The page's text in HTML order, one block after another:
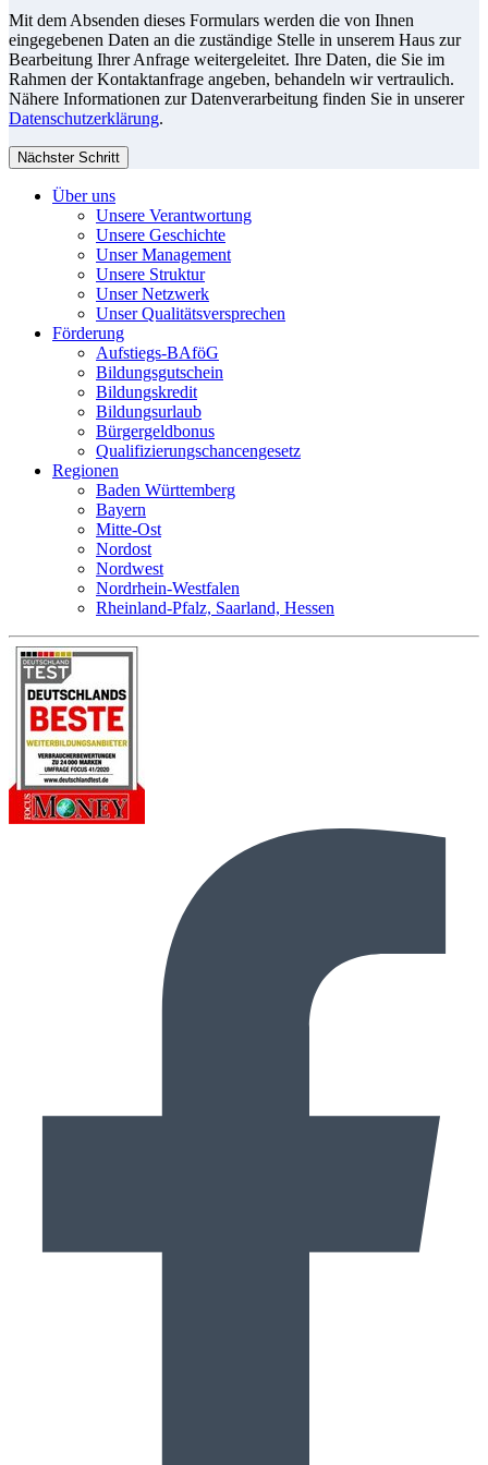
Mit dem Absenden dieses Formulars werden die von Ihnen
eingegebenen Daten an die zuständige Stelle in unserem Haus zur
Bearbeitung Ihrer Anfrage weitergeleitet. Ihre Daten, die Sie im
Rahmen der Kontaktanfrage angeben, behandeln wir vertraulich.
Nähere Informationen zur Datenverarbeitung finden Sie in unserer
Datenschutzerklärung.
Nächster Schritt
Über uns
Unsere Verantwortung
Unsere Geschichte
Unser Management
Unsere Struktur
Unser Netzwerk
Unser Qualitätsversprechen
Förderung
Aufstiegs-BAföG
Bildungsgutschein
Bildungskredit
Bildungsurlaub
Bürgergeldbonus
Qualifizierungschancengesetz
Regionen
Baden Württemberg
Bayern
Mitte-Ost
Nordost
Nordwest
Nordrhein-Westfalen
Rheinland-Pfalz, Saarland, Hessen